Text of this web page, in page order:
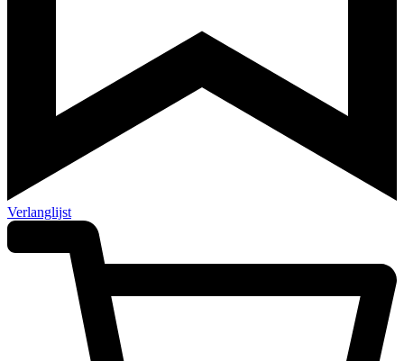
Verlanglijst